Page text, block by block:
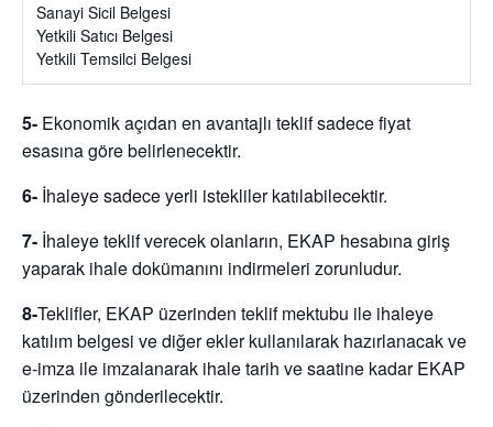
Sanayi Sicil Belgesi
Yetkili Satıcı Belgesi
Yetkili Temsilci Belgesi
5- Ekonomik açıdan en avantajlı teklif sadece fiyat
esasına göre belirlenecektir.
6- İhaleye sadece yerli istekliler katılabilecektir.
7- İhaleye teklif verecek olanların, EKAP hesabına giriş
yaparak ihale dokümanını indirmeleri zorunludur.
8-Teklifler, EKAP üzerinden teklif mektubu ile ihaleye
katılım belgesi ve diğer ekler kullanılarak hazırlanacak ve
e-imza ile imzalanarak ihale tarih ve saatine kadar EKAP
üzerinden gönderilecektir.